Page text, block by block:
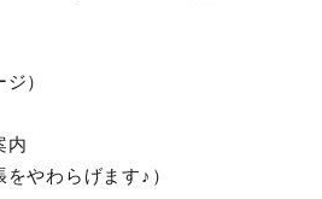
）
内
をやわらげます♪）